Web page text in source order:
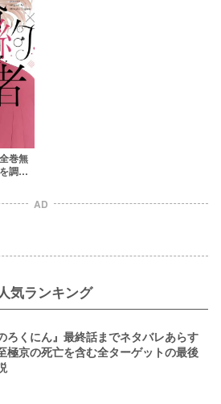
巻無
調
AD
気ランキング
ろくにん』最終話までネタバレあらす
極京の死亡を含む全ターゲットの最後